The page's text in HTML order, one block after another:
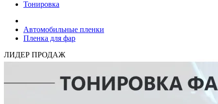
Тонировка
Автомобильные пленки
Пленка для фар
ЛИДЕР ПРОДАЖ